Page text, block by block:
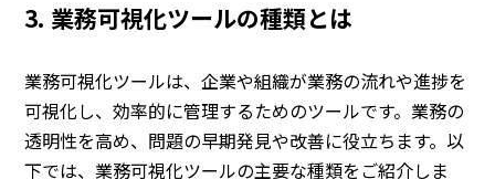
3. 業務可視化ツールの種類とは
業務可視化ツールは、企業や組織が業務の流れや進捗を
可視化し、効率的に管理するためのツールです。業務の
透明性を高め、問題の早期発見や改善に役立ちます。以
下では、業務可視化ツールの主要な種類をご紹介しま